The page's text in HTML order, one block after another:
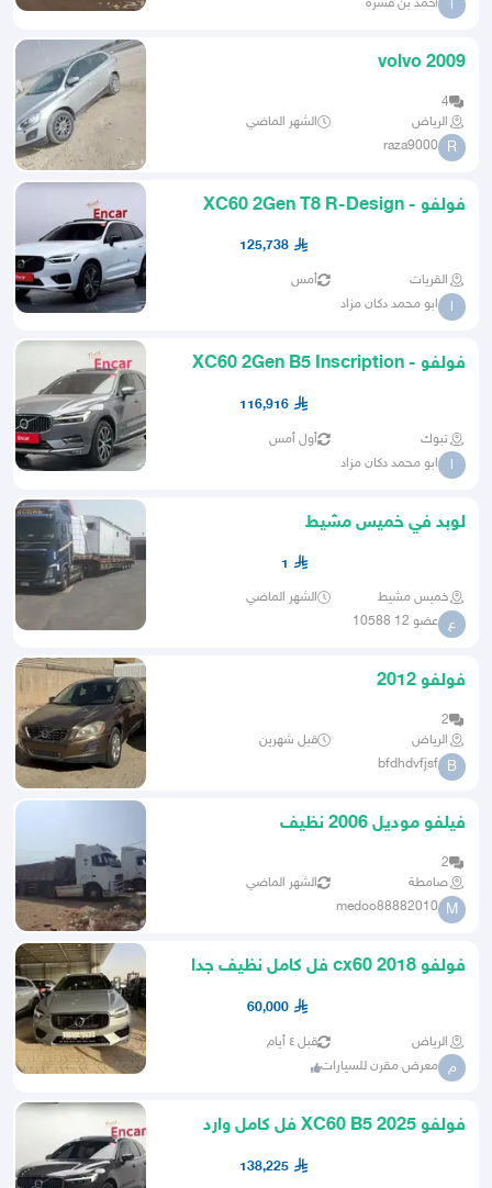
ا
volvo 2009
4
الرياض
الشهر الماضي
R
raza9000
فولفو - XC60 2Gen T8 R-Design
125,738
القريات أمس
ا ابو محمد دكان مزاد
فولفو - XC60 2Gen B5 Inscription
116,916
تبوك أول أمس
ا ابو محمد دكان مزاد
لوبد في خميس مشيط
1
خميس مشيط الشهر الماضي
ع عضو 12 10588
فولفو 2012
2
الرياض
قبل شهرين
B
bfdhdvfjsf
فيلفو موديل 2006 نظيف
2
صامطة
الشهر الماضي
M
medoo88882010
فولفو 2018 cx60 فل كامل نظيف جدا
60,000
الرياض قبل ٤ أيام
م معرض مقرن للسيارات
فولفو XC60 B5 2025 فل كامل وارد
138,225